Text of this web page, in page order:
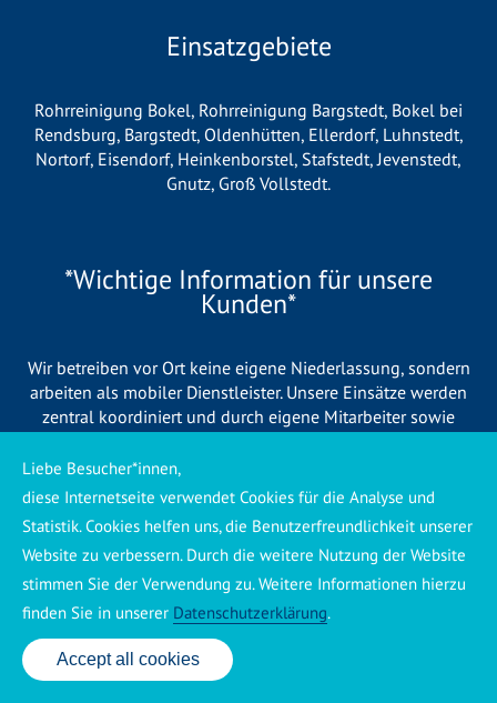
Einsatzgebiete
Rohrreinigung Bokel, Rohrreinigung Bargstedt, Bokel bei
Rendsburg, Bargstedt, Oldenhütten, Ellerdorf, Luhnstedt,
Nortorf, Eisendorf, Heinkenborstel, Stafstedt,Jevenstedt,
Gnutz, Groß Vollstedt.
*Wichtige Information für unsere
Kunden*
Wir betreiben vor Ort keine eigene Niederlassung, sondern
arbeiten als mobiler Dienstleister. Unsere Einsätze werden
zentral koordiniert und durch eigene Mitarbeiter sowie
eine schnelle Verfügbarkeit und einen zuverlässigen 24/7-
Service sicherstellen. Sollte kein eigener Mitarbeiter
unmittelbar verfügbar sein, übernehmen Partnerbetriebe aus
Ihrer Region den Auftrag. Alle eingesetzten Betriebe sind
verpflichtet, Sie vor Beginn der Arbeiten transparent über die
voraussichtlichen Kosten zu informieren und ortsübliche
Preise zu berechnen.
24 Std. Service: ✆ 0176 160 517 86
Accept all cookies
Liebe Besucher*innen,
diese Internetseite verwendet Cookies für die Analyse und
Statistik. Cookies helfen uns, die Benutzerfreundlichkeit unserer
Website zu verbessern. Durch die weitere Nutzung der Website
stimmen Sie der Verwendung zu. Weitere Informationen hierzu
finden Sie in unserer Datenschutzerklärung.